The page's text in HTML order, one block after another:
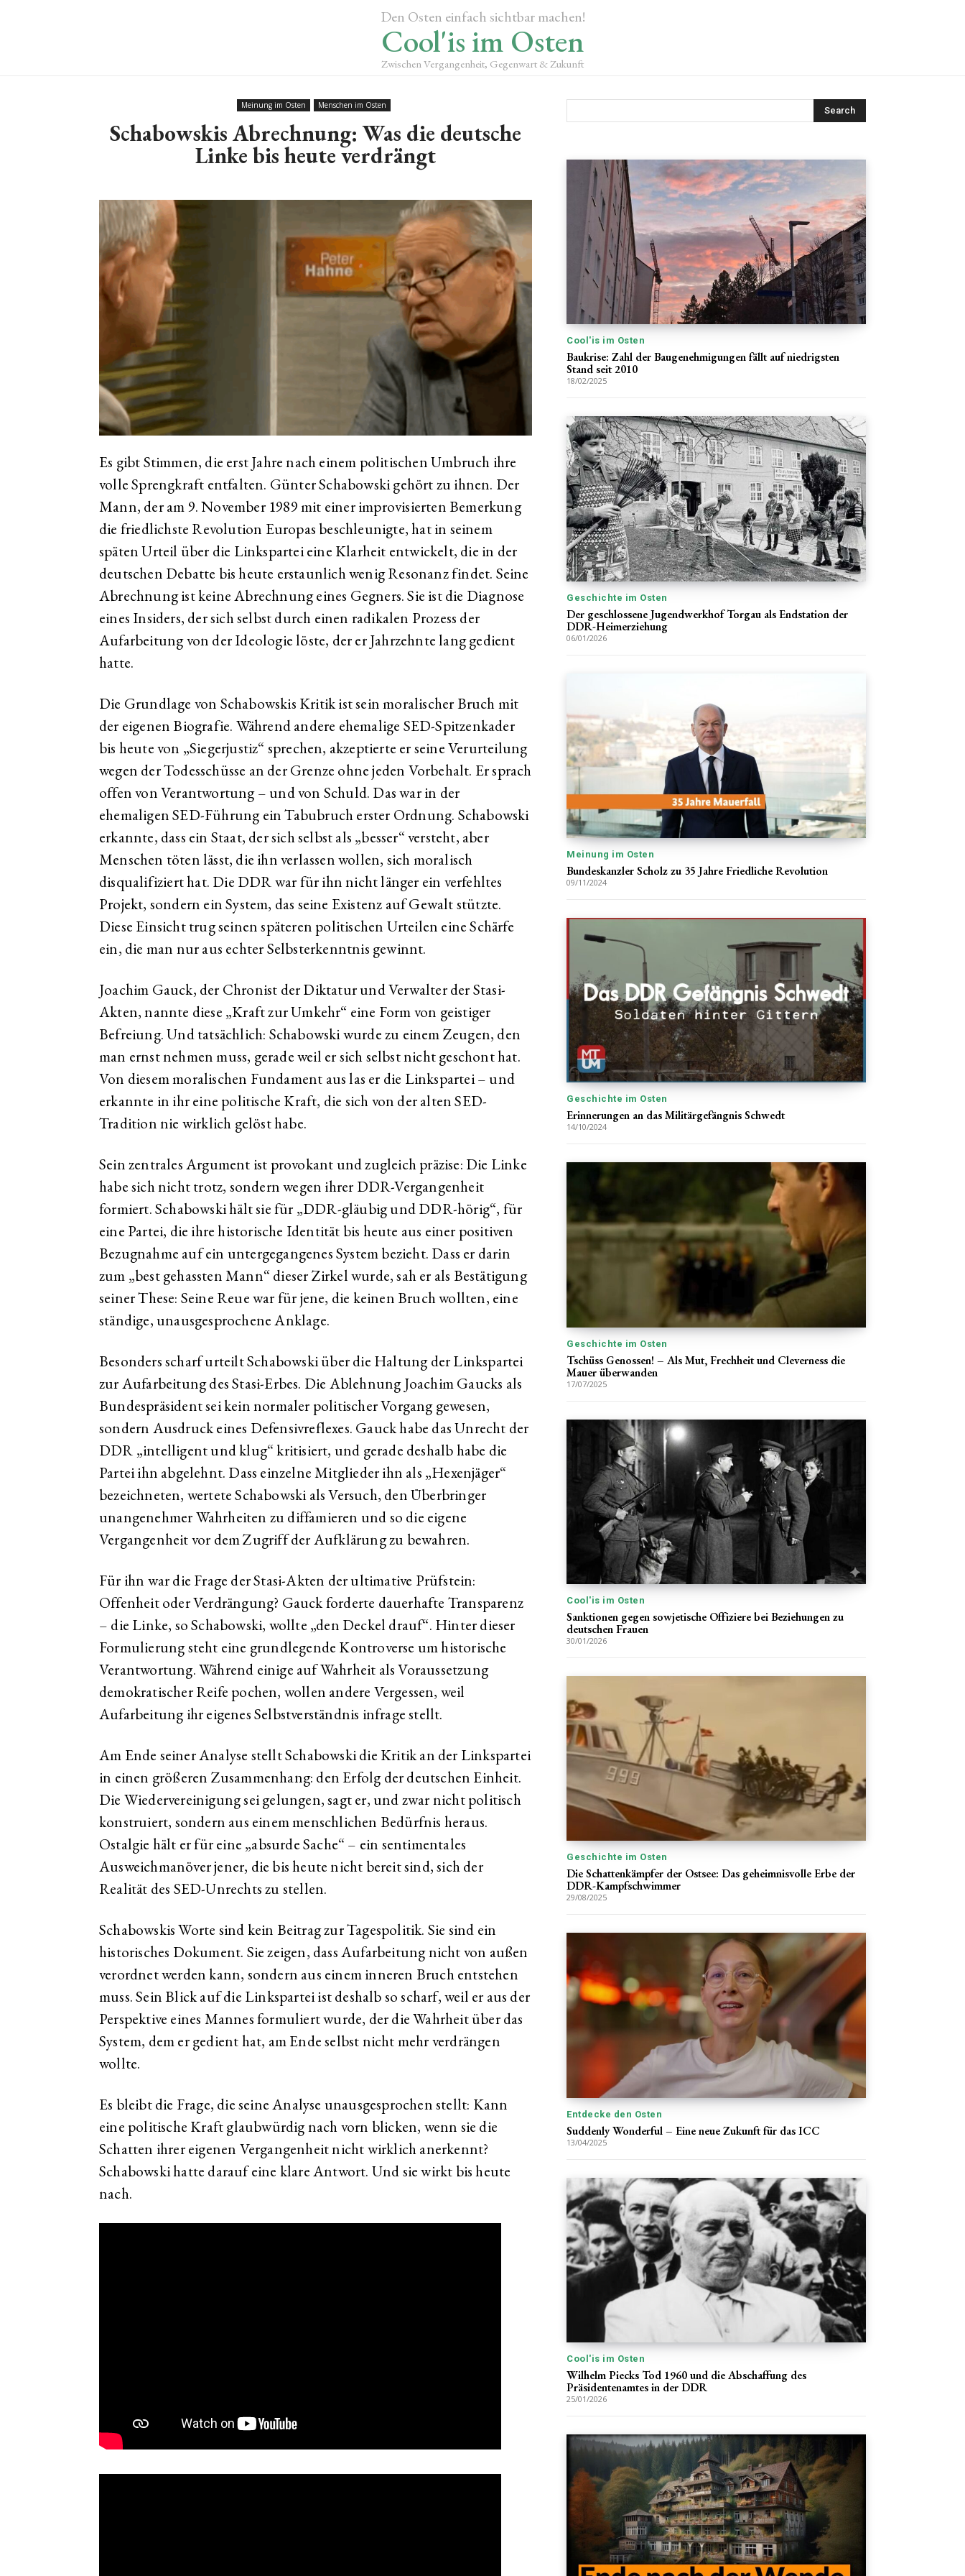
Den Osten einfach sichtbar machen!
Cool'is im Osten
Zwischen Vergangenheit, Gegenwart & Zukunft
Meinung im Osten Menschen im Osten
Schabowskis Abrechnung: Was die deutsche
Linke bis heute verdrängt
Es gibt Stimmen, die erst Jahre nach einem politischen Umbruch ihre
volle Sprengkraft entfalten. Günter Schabowski gehört zu ihnen. Der
Mann, der am 9. November 1989 mit einer improvisierten Bemerkung
die friedlichste Revolution Europas beschleunigte, hat in seinem
späten Urteil über die Linkspartei eine Klarheit entwickelt, die in der
deutschen Debatte bis heute erstaunlich wenig Resonanz findet. Seine
Abrechnung ist keine Abrechnung eines Gegners. Sie ist die Diagnose
eines Insiders, der sich selbst durch einen radikalen Prozess der
Aufarbeitung von der Ideologie löste, der er Jahrzehnte lang gedient
hatte.
Die Grundlage von Schabowskis Kritik ist sein moralischer Bruch mit
der eigenen Biografie. Während andere ehemalige SED-Spitzenkader
bis heute von „Siegerjustiz“ sprechen, akzeptierte er seine Verurteilung
wegen der Todesschüsse an der Grenze ohne jeden Vorbehalt. Er sprach
offen von Verantwortung – und von Schuld. Das war in der
ehemaligen SED-Führung ein Tabubruch erster Ordnung. Schabowski
erkannte, dass ein Staat, der sich selbst als „besser“ versteht, aber
Menschen töten lässt, die ihn verlassen wollen, sich moralisch
disqualifiziert hat. Die DDR war für ihn nicht länger ein verfehltes
Projekt, sondern ein System, das seine Existenz auf Gewalt stützte.
Diese Einsicht trug seinen späteren politischen Urteilen eine Schärfe
ein, die man nur aus echter Selbsterkenntnis gewinnt.
Joachim Gauck, der Chronist der Diktatur und Verwalter der Stasi-
Akten, nannte diese „Kraft zur Umkehr“ eine Form von geistiger
Befreiung. Und tatsächlich: Schabowski wurde zu einem Zeugen, den
man ernst nehmen muss, gerade weil er sich selbst nicht geschont hat.
Von diesem moralischen Fundament aus las er die Linkspartei – und
erkannte in ihr eine politische Kraft, die sich von der alten SED-
Tradition nie wirklich gelöst habe.
Sein zentrales Argument ist provokant und zugleich präzise: Die Linke
habe sich nicht trotz, sondern wegen ihrer DDR-Vergangenheit
formiert. Schabowski hält sie für „DDR-gläubig und DDR-hörig“, für
eine Partei, die ihre historische Identität bis heute aus einer positiven
Bezugnahme auf ein untergegangenes System bezieht. Dass er darin
zum „best gehassten Mann“ dieser Zirkel wurde, sah er als Bestätigung
seiner These: Seine Reue war für jene, die keinen Bruch wollten, eine
ständige, unausgesprochene Anklage.
Besonders scharf urteilt Schabowski über die Haltung der Linkspartei
zur Aufarbeitung des Stasi-Erbes. Die Ablehnung Joachim Gaucks als
Bundespräsident sei kein normaler politischer Vorgang gewesen,
sondern Ausdruck eines Defensivreflexes. Gauck habe das Unrecht der
DDR „intelligent und klug“ kritisiert, und gerade deshalb habe die
Partei ihn abgelehnt. Dass einzelne Mitglieder ihn als „Hexenjäger“
bezeichneten, wertete Schabowski als Versuch, den Überbringer
unangenehmer Wahrheiten zu diffamieren und so die eigene
Vergangenheit vor dem Zugriff der Aufklärung zu bewahren.
Für ihn war die Frage der Stasi-Akten der ultimative Prüfstein:
Offenheit oder Verdrängung? Gauck forderte dauerhafte Transparenz
– die Linke, so Schabowski, wollte „den Deckel drauf“. Hinter dieser
Formulierung steht eine grundlegende Kontroverse um historische
Verantwortung. Während einige auf Wahrheit als Voraussetzung
demokratischer Reife pochen, wollen andere Vergessen, weil
Aufarbeitung ihr eigenes Selbstverständnis infrage stellt.
Am Ende seiner Analyse stellt Schabowski die Kritik an der Linkspartei
in einen größeren Zusammenhang: den Erfolg der deutschen Einheit.
Die Wiedervereinigung sei gelungen, sagt er, und zwar nicht politisch
konstruiert, sondern aus einem menschlichen Bedürfnis heraus.
Ostalgie hält er für eine „absurde Sache“ – ein sentimentales
Ausweichmanöver jener, die bis heute nicht bereit sind, sich der
Realität des SED-Unrechts zu stellen.
Schabowskis Worte sind kein Beitrag zur Tagespolitik. Sie sind ein
historisches Dokument. Sie zeigen, dass Aufarbeitung nicht von außen
verordnet werden kann, sondern aus einem inneren Bruch entstehen
muss. Sein Blick auf die Linkspartei ist deshalb so scharf, weil er aus der
Perspektive eines Mannes formuliert wurde, der die Wahrheit über das
System, dem er gedient hat, am Ende selbst nicht mehr verdrängen
wollte.
Es bleibt die Frage, die seine Analyse unausgesprochen stellt: Kann
eine politische Kraft glaubwürdig nach vorn blicken, wenn sie die
Schatten ihrer eigenen Vergangenheit nicht wirklich anerkennt?
Schabowski hatte darauf eine klare Antwort. Und sie wirkt bis heute
nach.
Search
Cool'is im Osten
Baukrise: Zahl der Baugenehmigungen fällt auf niedrigsten
Stand seit 2010
18/02/2025
Geschichte im Osten
Der geschlossene Jugendwerkhof Torgau als Endstation der
DDR-Heimerziehung
06/01/2026
Meinung im Osten
Bundeskanzler Scholz zu 35 Jahre Friedliche Revolution
09/11/2024
Geschichte im Osten
Erinnerungen an das Militärgefängnis Schwedt
14/10/2024
Geschichte im Osten
Tschüss Genossen! – Als Mut, Frechheit und Cleverness die
Mauer überwanden
17/07/2025
Cool'is im Osten
Sanktionen gegen sowjetische Offiziere bei Beziehungen zu
deutschen Frauen
30/01/2026
Geschichte im Osten
Die Schattenkämpfer der Ostsee: Das geheimnisvolle Erbe der
DDR-Kampfschwimmer
29/08/2025
Entdecke den Osten
Suddenly Wonderful – Eine neue Zukunft für das ICC
13/04/2025
Cool'is im Osten
Wilhelm Piecks Tod 1960 und die Abschaffung des
Präsidentenamtes in der DDR
25/01/2026